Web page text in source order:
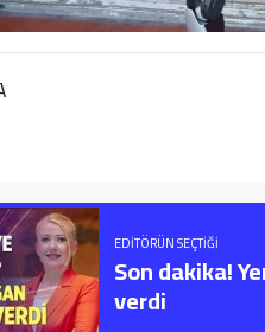
EDITÖRÜN SEÇTIĞI
Son dakika!
verdi